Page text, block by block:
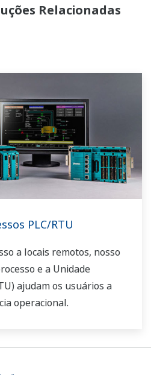
Relacionadas
PLC/RTU
a locais remotos, nosso
e a Unidade
ajudam os usuários a
operacional.